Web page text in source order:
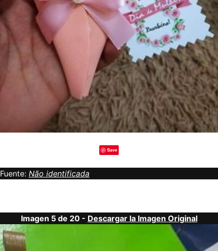
Save
Fuente: Não identificada
Imagen 5 de 20 - Descargar la Imagen Original